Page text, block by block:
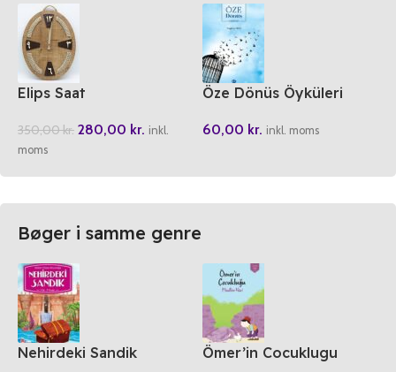
Elips Saat
350,00kr. 280,00 kr. inkl.
moms
Öze Dönüs Öyküleri
60,00 kr. inkl. moms
Bøger i samme genre
Nehirdeki Sandik Ömer’in Cocuklugu